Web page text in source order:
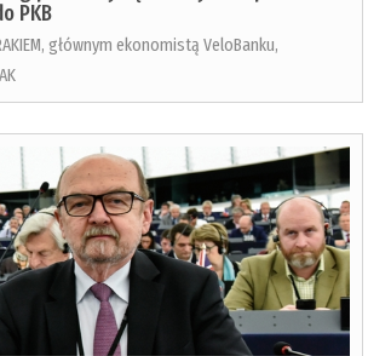
PKB
głównym ekonomistą VeloBanku,